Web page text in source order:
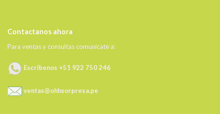
Contactanos ahora
Para ventas y consultas comunícate a:
Escribenos +51 922 750 246
ventas@ohhsorpresa.pe